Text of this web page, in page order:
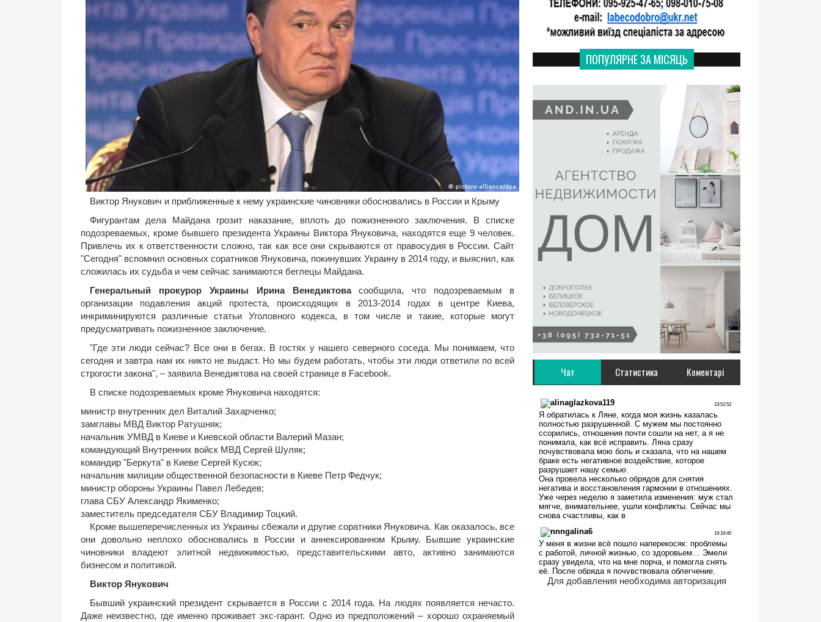
Виктор Янукович и приближенные к нему украинские чиновники обосновались в России и Крыму
Фигурантам дела Майдана грозит наказание, вплоть до пожизненного заключения. В списке
подозреваемых, кроме бывшего президента Украины Виктора Януковича, находятся еще 9 человек.
Привлечь их к ответственности сложно, так как все они скрываются от правосудия в России. Сайт
"Сегодня" вспомнил основных соратников Януковича, покинувших Украину в 2014 году, и выяснил, как
сложилась их судьба и чем сейчас занимаются беглецы Майдана.
Генеральный прокурор Украины Ирина Венедиктовасообщила, что подозреваемым в
организации подавления акций протеста, происходящих в 2013-2014 годах в центре Киева,
инкриминируются различные статьи Уголовного кодекса, в том числе и такие, которые могут
предусматривать пожизненное заключение.
"Где эти люди сейчас? Все они в бегах. В гостях у нашего северного соседа. Мы понимаем, что
сегодня и завтра нам их никто не выдаст. Но мы будем работать, чтобы эти люди ответили по всей
строгости закона", – заявила Венедиктова на своей странице в Facebook.
В списке подозреваемых кроме Януковича находятся:
министр внутренних дел Виталий Захарченко;
замглавы МВД Виктор Ратушняк;
начальник УМВД в Киеве и Киевской области Валерий Мазан;
командующий Внутренних войск МВД Сергей Шуляк;
командир "Беркута" в Киеве Сергей Кусюк;
начальник милиции общественной безопасности в Киеве Петр Федчук;
министр обороны Украины Павел Лебедев;
глава СБУ Александр Якименко;
заместитель председателя СБУ Владимир Тоцкий.
Кроме вышеперечисленных из Украины сбежали и другие соратники Януковича. Как оказалось, все
они довольно неплохо обосновались в России и аннексированном Крыму. Бывшие украинские
чиновники владеют элитной недвижимостью, представительскими авто, активно занимаются
бизнесом и политикой.
Виктор Янукович
Бывший украинский президент скрывается в России с 2014 года. На людях появляется нечасто.
Даже неизвестно, где именно проживает экс-гарант. Одно из предположений – хорошо охраняемый
ПОПУЛЯРНЕ ЗА МІСЯЦЬ
Чат Статистика Коментарі
Для добавления необходима авторизация